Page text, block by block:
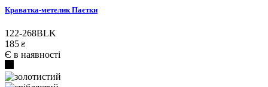
Краватка-метелик Паєтки
122-268BLK
185 ₴
Є в наявності